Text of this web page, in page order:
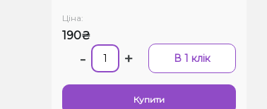
Ціна:
190₴
- + В 1 клік
Купити